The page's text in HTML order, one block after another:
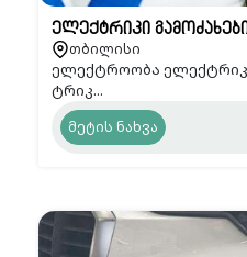
ელექტრიკი
თბილისი
ელექტროობა
ტრიკ...
მეტის ნახვა